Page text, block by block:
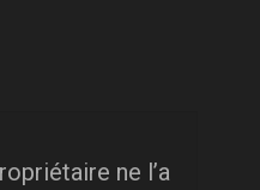
ne l’a